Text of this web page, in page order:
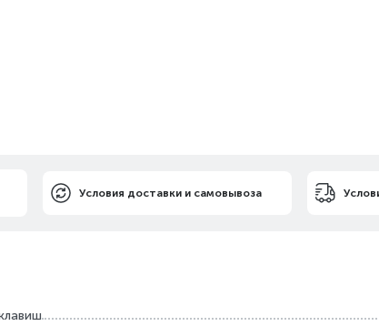
Условия доставки и самовывоза